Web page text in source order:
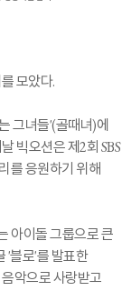
모았다.
그녀들'(골때녀)에
빅오션은 제2회 SBS
를 응원하기 위해
아이돌 그룹으로 큰
'블로'를 발표한
악으로 사랑받고